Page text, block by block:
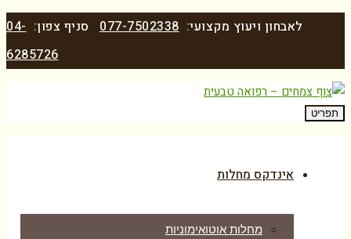
לאבחון ויעוץ מקצועי:077-7502338 סניף צפון:04-
6285726
תפריט
אינדקס מחלות
מחלות אוטואימוניות